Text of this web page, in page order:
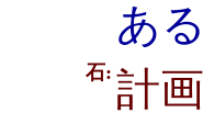
あ
石: 計